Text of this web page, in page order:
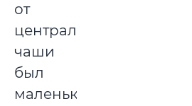
от
центральной
чаши
был
маленький